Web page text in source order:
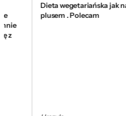
Dieta wegetariańska jak
plusem . Polecam